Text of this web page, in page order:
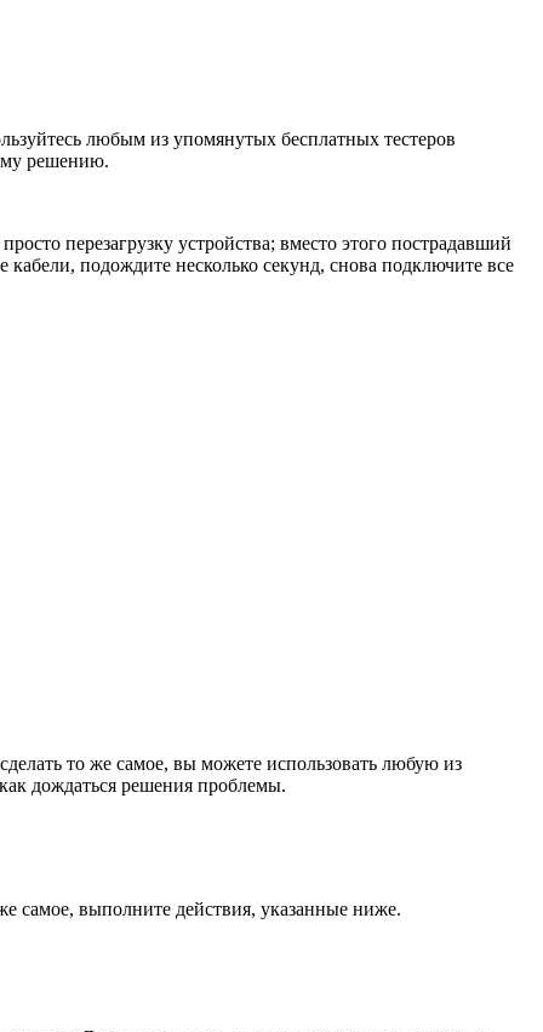
любым из упомянутых бесплатных тестеров
решению.
перезагрузку устройства; вместо этого пострадавший
подождите несколько секунд, снова подключите все
то же самое, вы можете использовать любую из
дождаться решения проблемы.
самое, выполните действия, указанные ниже.